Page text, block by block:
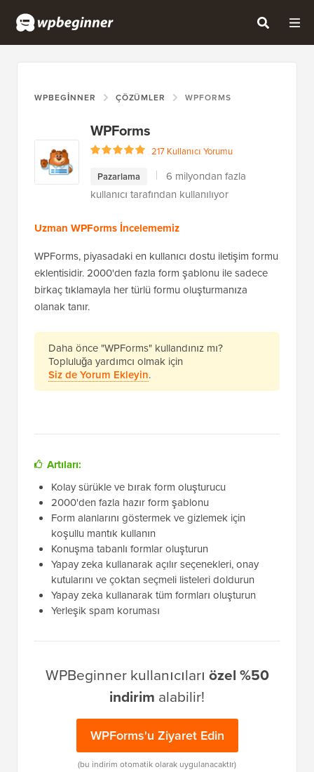
WPBEGINNER ÇÖZÜMLER WPFORMS
WPForms
217 Kullanıcı Yorumu
Pazarlama
6 milyondan fazla
kullanıcı tarafından kullanılıyor
Uzman WPForms İncelememiz
WPForms, piyasadaki en kullanıcı dostu iletişim formu
eklentisidir. 2000'den fazla form şablonu ile sadece
birkaç tıklamayla her türlü formu oluşturmanıza
olanak tanır.
Daha önce "WPForms" kullandınız mı?
Topluluğa yardımcı olmak için
Siz de Yorum Ekleyin.
Artıları:
Kolay sürükle ve bırak form oluşturucu
2000'den fazla hazır form şablonu
Form alanlarını göstermek ve gizlemek için
koşullu mantık kullanın
Konuşma tabanlı formlar oluşturun
Yapay zeka kullanarak açılır seçenekleri, onay
kutularını ve çoktan seçmeli listeleri doldurun
Yapay zeka kullanarak tüm formları oluşturun
Yerleşik spam koruması
WPBeginner kullanıcıları özel %50
indirim alabilir!
WPForms'u Ziyaret Edin
(bu indirim otomatik olarak uygulanacaktır)